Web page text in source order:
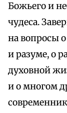
Божьего и
чудеса.
на вопросы о
и разуме, о
духовной
и о многом